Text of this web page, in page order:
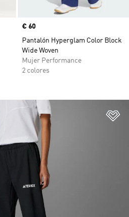
Precio
€ 60
Pantalón Hyperglam Color Block
Wide Woven
Mujer Performance
2 colores